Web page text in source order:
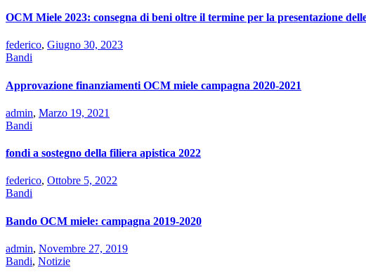
OCM Miele 2023: consegna di beni oltre il termine per la presentazione
federico, Giugno 30, 2023
Bandi
Approvazione finanziamenti OCM miele campagna 2020-2021
admin, Marzo 19, 2021
Bandi
fondi a sostegno della filiera apistica 2022
federico, Ottobre 5, 2022
Bandi
Bando OCM miele: campagna 2019-2020
admin, Novembre 27, 2019
Bandi, Notizie